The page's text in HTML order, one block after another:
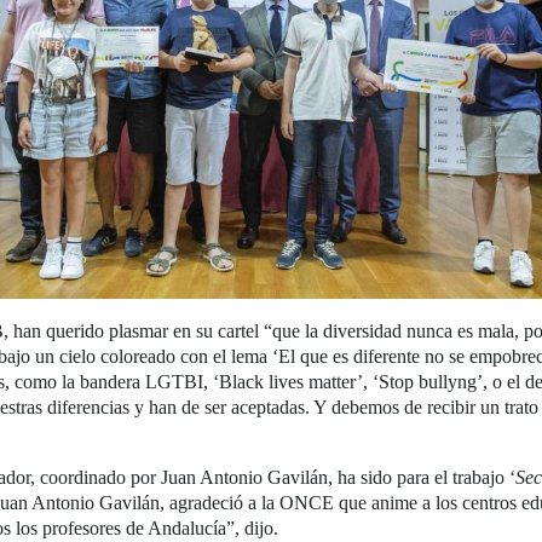
querido plasmar en su cartel “que la diversidad nunca es mala,
un cielo coloreado con el lema ‘El que es diferente no se
como la bandera LGTBI, ‘Black lives matter’, ‘Stop bullyng’, o el
diferencias y han de ser aceptadas. Y debemos de recibir un
coordinado por Juan Antonio Gavilán, ha sido para el trabajo ‘
Antonio Gavilán, agradeció a la ONCE que anime a los centros
los profesores de Andalucía”, dijo.